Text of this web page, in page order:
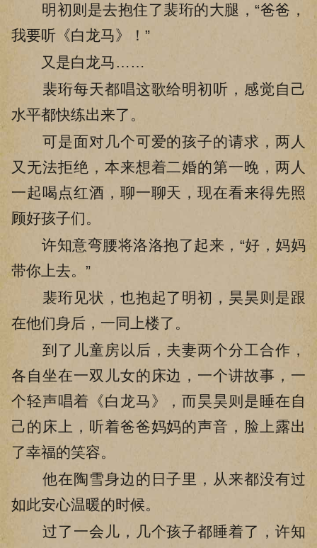
明初则是去抱住了裴珩的大腿，“爸爸，
我要听《白龙马》！”
又是白龙马……
裴珩每天都唱这歌给明初听，感觉自己
水平都快练出来了。
可是面对几个可爱的孩子的请求，两人
又无法拒绝，本来想着二婚的第一晚，两人
一起喝点红酒，聊一聊天，现在看来得先照
顾好孩子们。
许知意弯腰将洛洛抱了起来，“好，妈妈
带你上去。”
裴珩见状，也抱起了明初，昊昊则是跟
在他们身后，一同上楼了。
到了儿童房以后，夫妻两个分工合作，
各自坐在一双儿女的床边，一个讲故事，一
个轻声唱着《白龙马》，而昊昊则是睡在自
己的床上，听着爸爸妈妈的声音，脸上露出
了幸福的笑容。
他在陶雪身边的日子里，从来都没有过
如此安心温暖的时候。
过了一会儿，几个孩子都睡着了，许知